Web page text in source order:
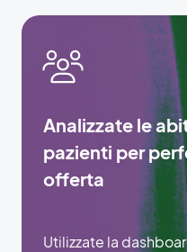
Analizzate le
pazienti per
offerta
Utilizzate la